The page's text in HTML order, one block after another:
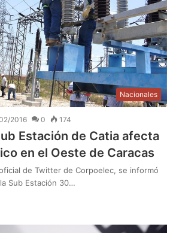
Nacionales
2016 0 174
Estación de Catia afecta
en el Oeste de Caracas
de Twitter de Corpoelec, se informó
Sub Estación 30…